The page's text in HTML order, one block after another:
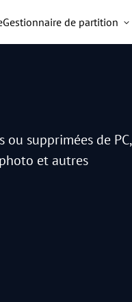
Gestionnaire de partition
supprimées de PC,
et autres